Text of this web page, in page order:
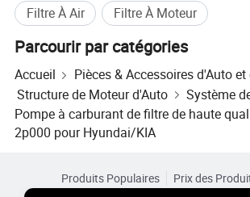
Filtre À Air
Filtre À Moteur
Parcourir par catégories
Accueil
Pièces & Accessoires d'Auto
Structure de Moteur d'Auto
Système
Pompe à carburant de filtre de haute
2p000 pour Hyundai/KIA
Produits Populaires
Prix des